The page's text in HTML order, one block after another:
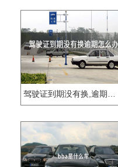
驾驶证到期没有换,逾期怎么办??